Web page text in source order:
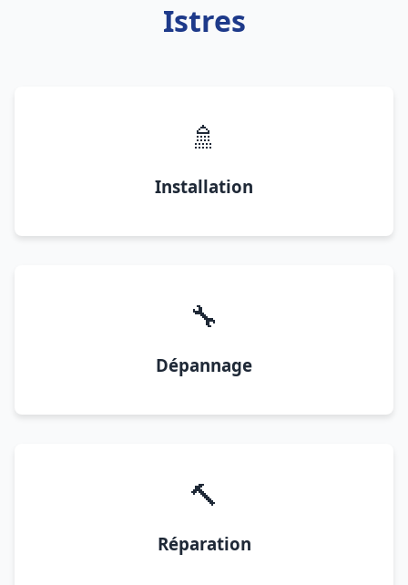
Istres
🚿
Installation
🔧
Dépannage
🔨
Réparation